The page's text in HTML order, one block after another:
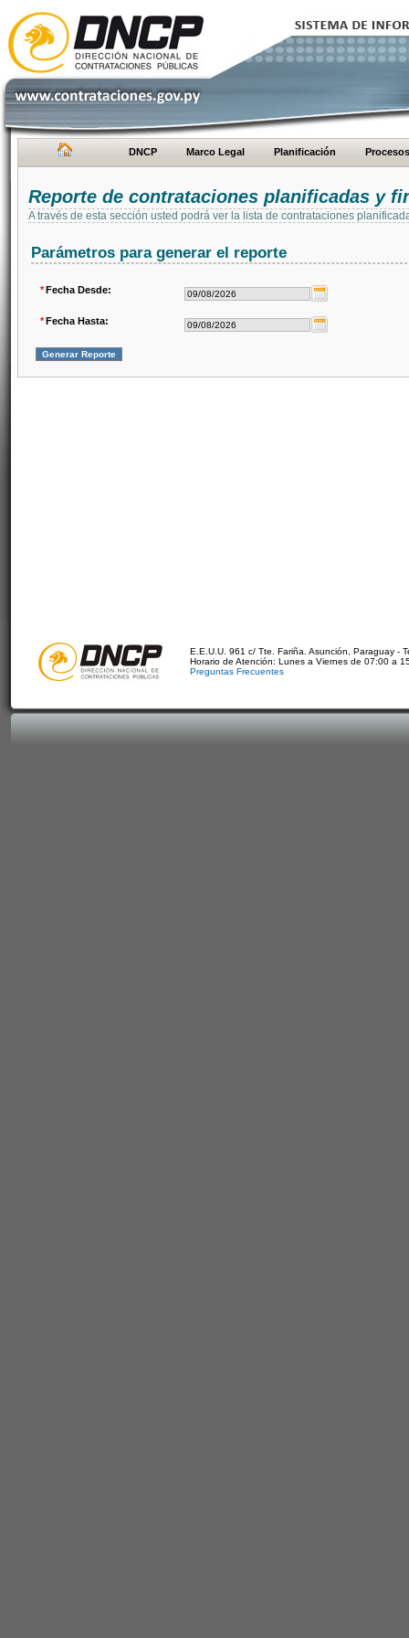
DNCP Marco Legal Planificación Procesos
Reporte de contrataciones planificadas y
A través de esta sección usted podrá ver la lista de contrataciones
Parámetros para generar el reporte
*Fecha Desde:
*Fecha Hasta:
E.E.U.U. 961 c/ Tte. Fariña. Asunción, Paraguay -
Horario de Atención: Lunes a Viernes de 07:00 a
Preguntas Frecuentes